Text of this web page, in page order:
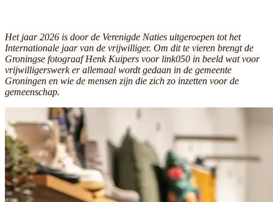
Het jaar 2026 is door de Verenigde Naties uitgeroepen tot het
Internationale jaar van de vrijwilliger. Om dit te vieren brengt de
Groningse fotograaf Henk Kuipers voor link050 in beeld wat voor
vrijwilligerswerk er allemaal wordt gedaan in de gemeente
Groningen en wie de mensen zijn die zich zo inzetten voor de
gemeenschap.